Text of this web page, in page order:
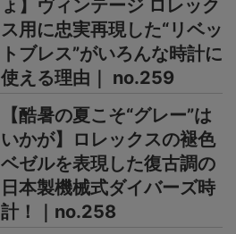
ょ】ヴィンテージ ロレック
ス用に忠実再現した“リベッ
トブレス”がいろんな時計に
使える理由｜ no.259
【酷暑の夏こそ“グレー”は
いかが】ロレックスの褪色
ベゼルを表現した復古調の
日本製機械式ダイバーズ時
計！｜no.258